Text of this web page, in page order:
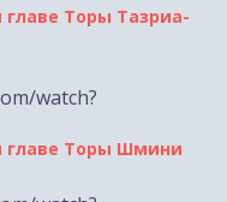
watch?
Торы Шмини
watch?